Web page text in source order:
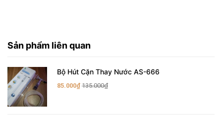
Sản phẩm liên quan
Bộ Hút Cặn Thay Nước AS-666
85.000₫ 135.000₫